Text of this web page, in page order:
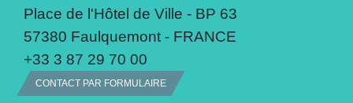
Place de l'Hôtel de Ville - BP 63
57380 Faulquemont - FRANCE
+33 3 87 29 70 00
CONTACT PAR FORMULAIRE